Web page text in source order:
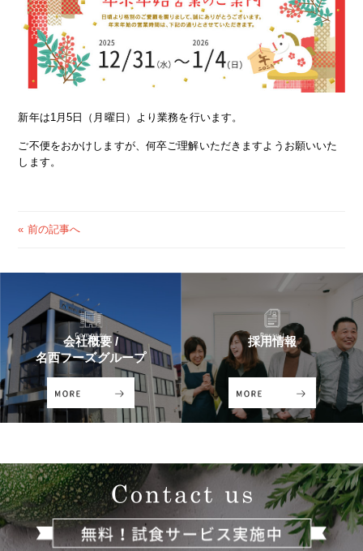
新年は1月5日（月曜日）より業務を行います。
ご不便をおかけしますが、何卒ご理解いただきますようお願いいた
します。
« 前の記事へ
会社概要 /
名西フーズグループ
採用情報